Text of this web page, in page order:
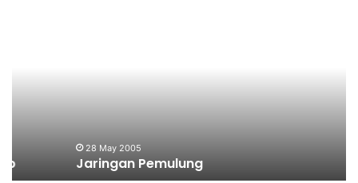
28 May 2005
Jaringan Pemulung